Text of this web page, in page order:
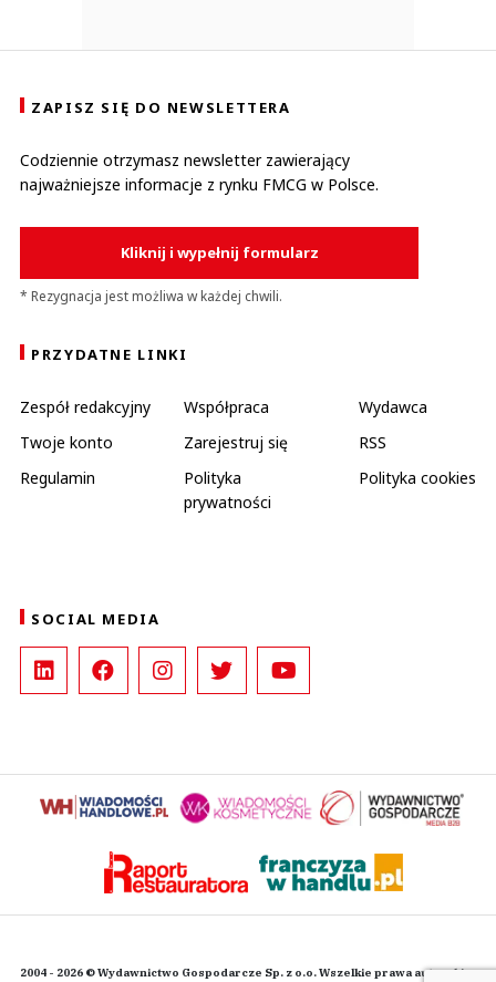
ZAPISZ SIĘ DO NEWSLETTERA
Codziennie otrzymasz newsletter zawierający
najważniejsze informacje z rynku FMCG w Polsce.
Kliknij i wypełnij formularz
* Rezygnacja jest możliwa w każdej chwili.
PRZYDATNE LINKI
Zespół redakcyjny Współpraca
Wydawca
Twoje konto
Zarejestruj się
RSS
Regulamin
Polityka
prywatności
Polityka cookies
SOCIAL MEDIA
2004 - 2026 © Wydawnictwo Gospodarcze Sp. z o.o. Wszelkie prawa autorskie